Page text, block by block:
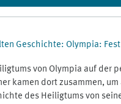
Geschichte: Olympia:
von Olympia auf der
kamen dort zusammen,
des Heiligtums von